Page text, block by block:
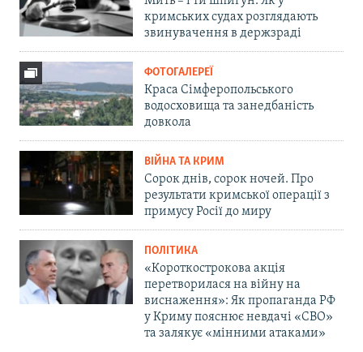
кримських судах розглядають
звинувачення в держзраді
ФОТОГАЛЕРЕЇ
Краса Сімферопольського
водосховища та занедбаність
довкола
ВІЙНА ТА КРИМ
Сорок днів, сорок ночей. Про
результати кримської операції з
примусу Росії до миру
ПОЛІТИКА
«Короткострокова акція
перетворилася на війну на
виснаження»: Як пропаганда РФ
у Криму пояснює невдачі «СВО»
та залякує «мінними атаками»